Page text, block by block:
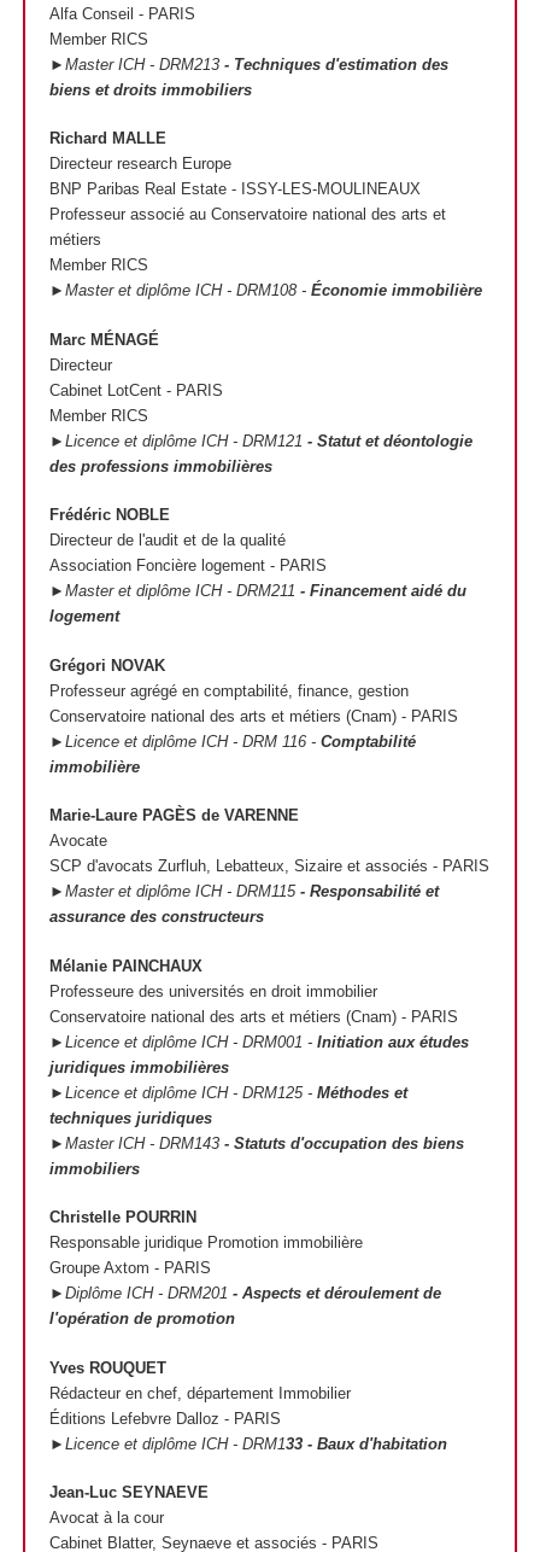
Alfa Conseil - PARIS
Member RICS
►Master ICH - DRM213 - Techniques d'estimation des
biens et droits immobiliers
Richard MALLE
Directeur research Europe
BNP Paribas Real Estate - ISSY-LES-MOULINEAUX
Professeur associé au Conservatoire national des arts et
métiers
Member RICS
►Master et diplôme ICH - DRM108 - Économie immobilière
Marc MÉNAGÉ
Directeur
Cabinet LotCent - PARIS
Member RICS
►Licence et diplôme ICH - DRM121 - Statut et déontologie
des professions immobilières
Frédéric NOBLE
Directeur de l'audit et de la qualité
Association Foncière logement - PARIS
►Master et diplôme ICH - DRM211 - Financement aidé du
logement
Grégori NOVAK
Professeur agrégé en comptabilité, finance, gestion
Conservatoire national des arts et métiers (Cnam) - PARIS
►Licence et diplôme ICH - DRM 116 -Comptabilité
immobilière
Marie-Laure PAGÈS de VARENNE
Avocate
SCP d'avocats Zurfluh, Lebatteux, Sizaire et associés - PARIS
►Master et diplôme ICH - DRM115- Responsabilité et
assurance des constructeurs
Mélanie PAINCHAUX
Professeure des universités en droit immobilier
Conservatoire national des arts et métiers (Cnam) - PARIS
►Licence et diplôme ICH - DRM001 - Initiation aux études
juridiques immobilières
►Licence et diplôme ICH - DRM125 - Méthodes et
techniques juridiques
►Master ICH - DRM143 - Statuts d'occupation des biens
immobiliers
Christelle POURRIN
Responsable juridique Promotion immobilière
Groupe Axtom - PARIS
►Diplôme ICH - DRM201 - Aspects et déroulement de
l'opération de promotion
Yves ROUQUET
Rédacteur en chef, département Immobilier
Éditions Lefebvre Dalloz - PARIS
►Licence et diplôme ICH - DRM133 - Baux d'habitation
Jean-Luc SEYNAEVE
Avocat à la cour
Cabinet Blatter, Seynaeve et associés - PARIS